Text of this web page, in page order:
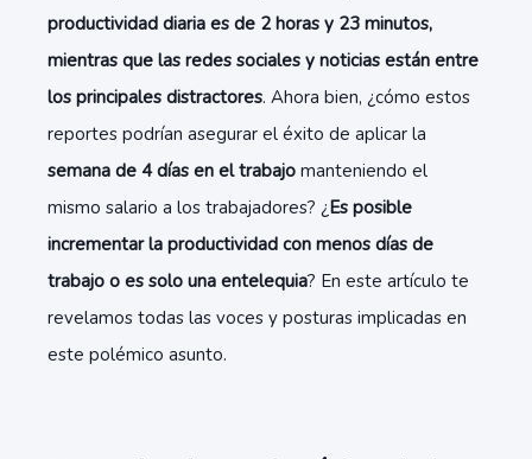
productividad diaria es de 2 horas y 23 minutos,
mientras que las redes sociales y noticias están entre
los principales distractores. Ahora bien, ¿cómo estos
reportes podrían asegurar el éxito de aplicar la
semana de 4 días en el trabajo manteniendo el
mismo salario a los trabajadores? ¿Es posible
incrementar la productividad con menos días de
trabajo o es solo una entelequia? En este artículo te
revelamos todas las voces y posturas implicadas en
este polémico asunto.